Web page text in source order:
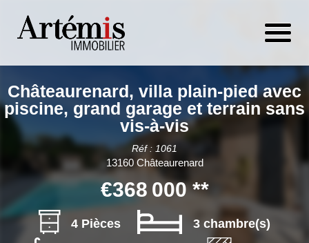
Châteaurenard, villa plain-pied avec
piscine, grand garage et terrain sans
vis-à-vis
Réf : 1061
13160 Châteaurenard
€368 000**
4 Pièces
3 chambre(s)